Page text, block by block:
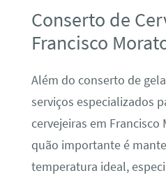
Conserto de
Francisco
Além do conserto de
serviços especializados
cervejeiras em Francisco
quão importante é
temperatura ideal,